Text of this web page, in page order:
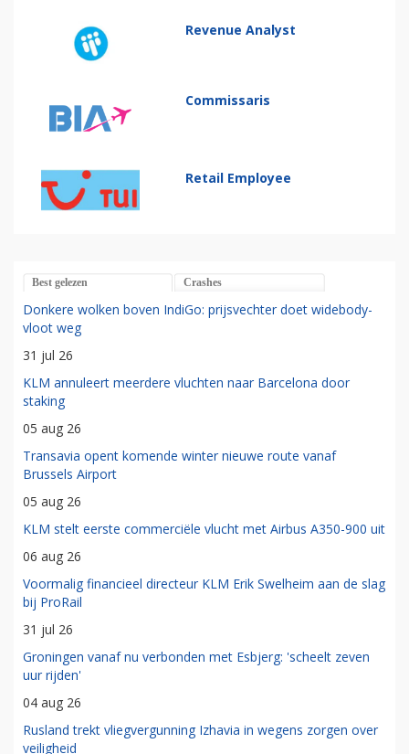
Revenue Analyst
Commissaris
Retail Employee
Best gelezen Crashes
Donkere wolken boven IndiGo: prijsvechter doet widebody-
vloot weg
31 jul 26
KLM annuleert meerdere vluchten naar Barcelona door
staking
05 aug 26
Transavia opent komende winter nieuwe route vanaf
Brussels Airport
05 aug 26
KLM stelt eerste commerciële vlucht met Airbus A350-900 uit
06 aug 26
Voormalig financieel directeur KLM Erik Swelheim aan de slag
bij ProRail
31 jul 26
Groningen vanaf nu verbonden met Esbjerg: 'scheelt zeven
uur rijden'
04 aug 26
Rusland trekt vliegvergunning Izhavia in wegens zorgen over
veiligheid